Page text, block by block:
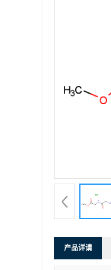
产品详请